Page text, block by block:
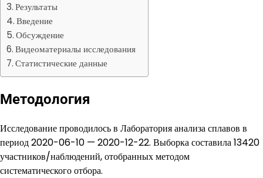
Результаты
Введение
Обсуждение
Видеоматериалы исследования
Статистические данные
Методология
Исследование проводилось в Лаборатория анализа сплавов в
период 2020-06-10 — 2020-12-22. Выборка составила 13420
участников/наблюдений, отобранных методом
систематического отбора.